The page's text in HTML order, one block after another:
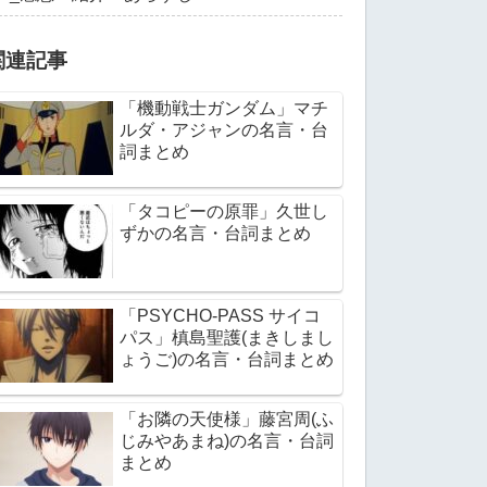
連記事
「機動戦士ガンダム」マチ
ルダ・アジャンの名言・台
詞まとめ
「タコピーの原罪」久世し
ずかの名言・台詞まとめ
「PSYCHO-PASS サイコ
パス」槙島聖護(まきしまし
ょうご)の名言・台詞まとめ
「お隣の天使様」藤宮周(ふ
じみやあまね)の名言・台詞
まとめ